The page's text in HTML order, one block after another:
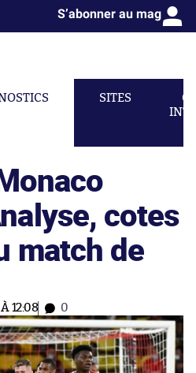
S’abonner au mag
SITES
cotes
match de
12:08 0